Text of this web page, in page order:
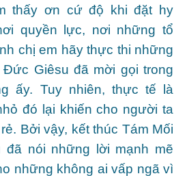
thấy ơn cứ độ khi đặt hy
quyền lực, nơi những tổ
chị em hãy thực thi những
Giêsu đã mời gọi trong
ấy. Tuy nhiên, thực tế là
đó lại khiến cho người ta
Bởi vậy, kết thúc Tám Mối
đã nói những lời mạnh mẽ
những không ai vấp ngã vì